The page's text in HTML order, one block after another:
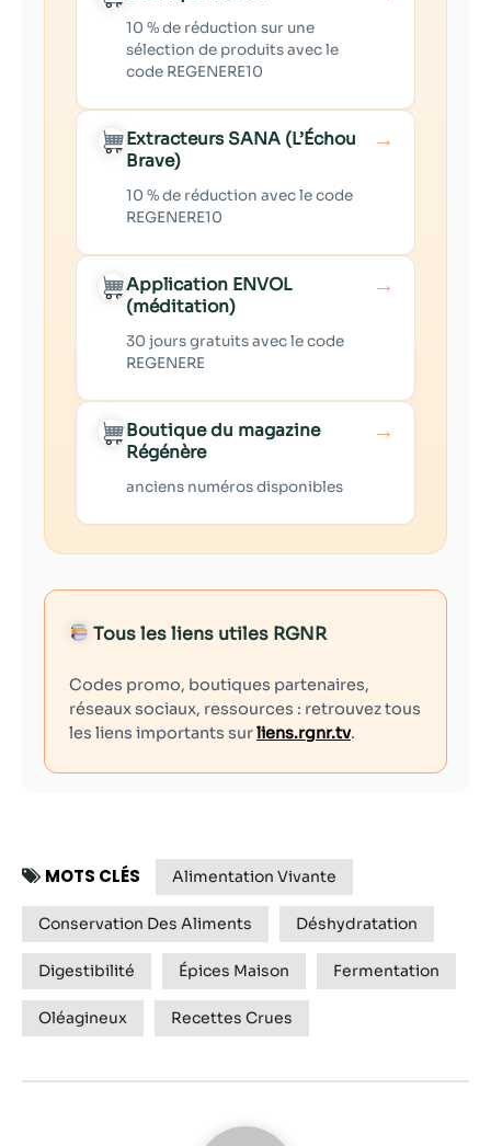
10 % de réduction sur une
sélection de produits avec le
code REGENERE10
Extracteurs SANA (L’Échou
Brave)
10 % de réduction avec le code
REGENERE10
→
Application ENVOL
(méditation)
30 jours gratuits avec le code
REGENERE
→
Boutique du magazine
Régénère
anciens numéros disponibles
→
Tous les liens utiles RGNR
Codes promo, boutiques partenaires,
réseaux sociaux, ressources : retrouvez tous
les liens importants surliens.rgnr.tv.
MOTS CLÉS Alimentation Vivante
Conservation Des Aliments Déshydratation
Digestibilité Épices Maison Fermentation
Oléagineux Recettes Crues